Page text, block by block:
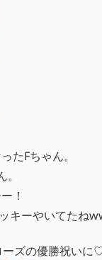
たFちゃん。
！
キーやいてたね
ーズの優勝祝いに